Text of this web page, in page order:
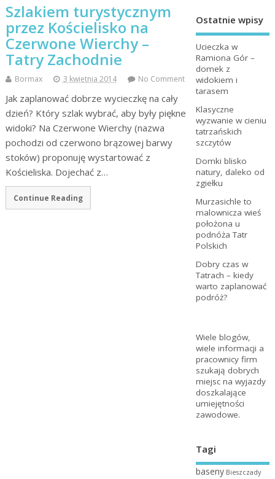
Szlakiem turystycznym
przez Kościelisko na
Czerwone Wierchy –
Tatry Zachodnie
Bormax 3 kwietnia 2014 No Comment
Jak zaplanować dobrze wycieczkę na cały
dzień? Który szlak wybrać, aby były piękne
widoki? Na Czerwone Wierchy (nazwa
pochodzi od czerwono brązowej barwy
stoków) proponuję wystartować z
Kościeliska. Dojechać z…
Continue Reading
Ostatnie wpisy
Ucieczka w
Ramiona Gór –
domek z
widokiem i
tarasem
Klasyczne
wyzwanie w cieniu
tatrzańskich
szczytów
Domki blisko
natury, daleko od
zgiełku
Murzasichle to
malownicza wieś
położona u
podnóża Tatr
Polskich
Dobry czas w
Tatrach – kiedy
warto zaplanować
podróż?
Wiele blogów,
wiele informacji a
pracownicy firm
szukają dobrych
miejsc na wyjazdy
doszkalające
umiejętności
zawodowe.
Tagi
baseny Bieszczady